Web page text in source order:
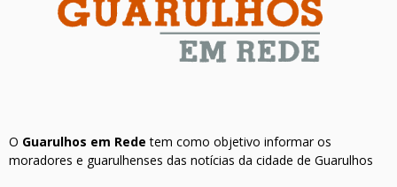
O Guarulhos em Rede tem como objetivo informar os
moradores e guarulhenses das notícias da cidade de Guarulhos